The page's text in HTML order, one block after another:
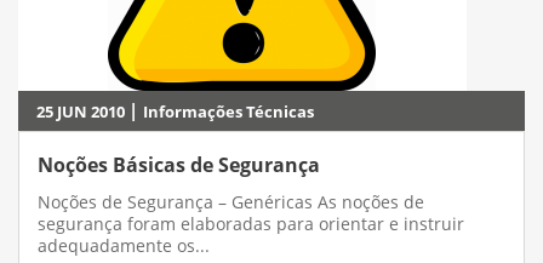
25 JUN 2010 | Informações Técnicas
Noções Básicas de Segurança
Noções de Segurança – Genéricas As noções de
segurança foram elaboradas para orientar e instruir
adequadamente os...